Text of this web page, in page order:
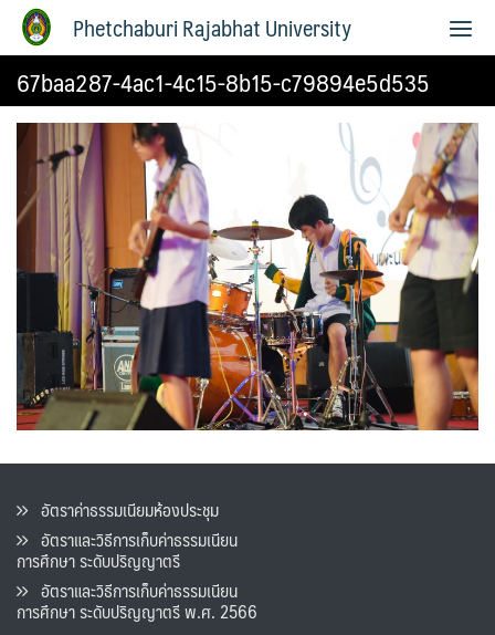
Phetchaburi Rajabhat University
67baa287-4ac1-4c15-8b15-c79894e5d535
อัตราค่าธรรมเนียมห้องประชุม
อัตราและวิธีการเก็บค่าธรรมเนียน
การศึกษา ระดับปริญญาตรี
อัตราและวิธีการเก็บค่าธรรมเนียน
การศึกษา ระดับปริญญาตรี พ.ศ. 2566